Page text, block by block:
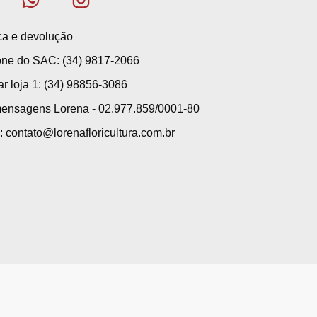
e devolução
do SAC: (34) 9817-2066
loja 1: (34) 98856-3086
Lorena - 02.977.859/0001-80
contato@lorenafloricultura.com.br